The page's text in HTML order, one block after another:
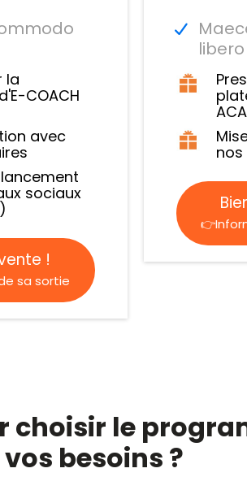
la
COACH
avec
sociaux
!
sa sortie
choisir le
besoins ?